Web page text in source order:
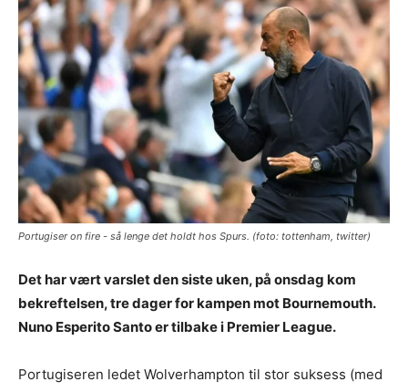
Portugiser on fire - så lenge det holdt hos Spurs. (foto: tottenham, twitter)
Det har vært varslet den siste uken, på onsdag kom
bekreftelsen, tre dager for kampen mot Bournemouth.
Nuno Esperito Santo er tilbake i Premier League.
Portugiseren ledet Wolverhampton til stor suksess (med